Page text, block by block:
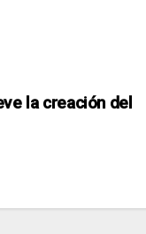
la creación del